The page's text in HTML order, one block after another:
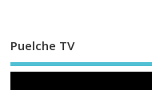
Puelche TV